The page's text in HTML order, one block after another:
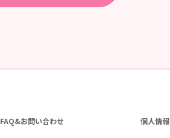
FAQ&お問い合わせ 個人情